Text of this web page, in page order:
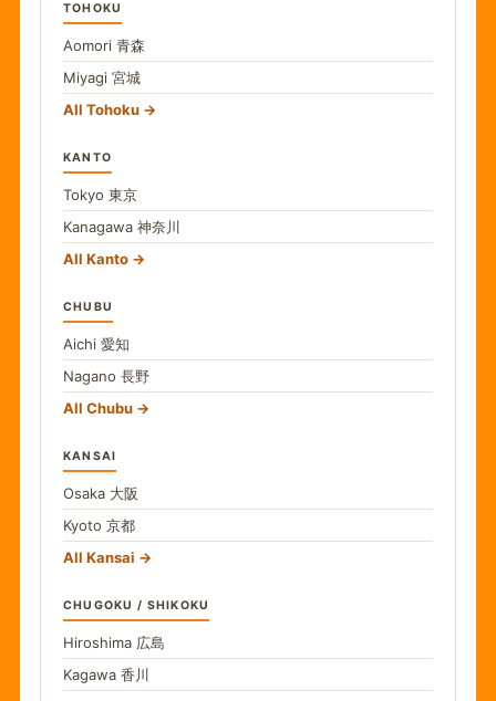
TOHOKU
Aomori 青森
Miyagi 宮城
All Tohoku
KANTO
Tokyo 東京
Kanagawa 神奈川
All Kanto
CHUBU
Aichi 愛知
Nagano 長野
All Chubu
KANSAI
Osaka 大阪
Kyoto 京都
All Kansai
CHUGOKU / SHIKOKU
Hiroshima 広島
Kagawa 香川